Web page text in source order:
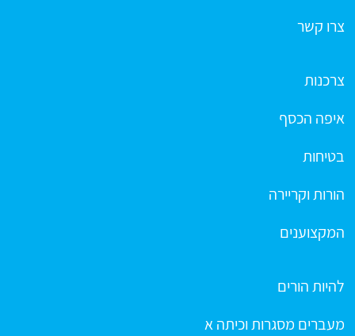
צרו קשר
צרכנות
איפה הכסף
בטיחות
הורות וקריירה
המקצוענים
להיות הורים
מעברים מסגרות וכיתה א